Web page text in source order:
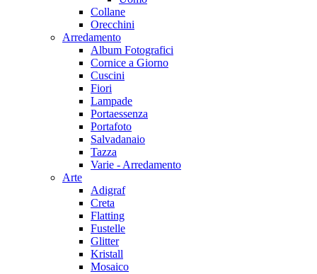
Collane
Orecchini
Arredamento
Album Fotografici
Cornice a Giorno
Cuscini
Fiori
Lampade
Portaessenza
Portafoto
Salvadanaio
Tazza
Varie - Arredamento
Arte
Adigraf
Creta
Flatting
Fustelle
Glitter
Kristall
Mosaico